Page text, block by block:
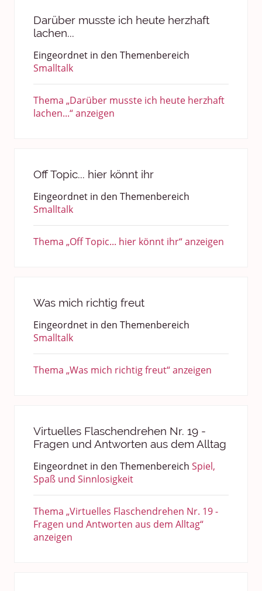
Darüber musste ich heute herzhaft
lachen...
Eingeordnet in den Themenbereich
Smalltalk
Thema „Darüber musste ich heute herzhaft
lachen...“ anzeigen
Off Topic... hier könnt ihr
Eingeordnet in den Themenbereich
Smalltalk
Thema „Off Topic... hier könnt ihr“ anzeigen
Was mich richtig freut
Eingeordnet in den Themenbereich
Smalltalk
Thema „Was mich richtig freut“ anzeigen
Virtuelles Flaschendrehen Nr. 19 -
Fragen und Antworten aus dem Alltag
Eingeordnet in den Themenbereich Spiel,
Spaß und Sinnlosigkeit
Thema „Virtuelles Flaschendrehen Nr. 19 -
Fragen und Antworten aus dem Alltag“
anzeigen